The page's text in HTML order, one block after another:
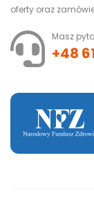
oferty oraz
Masz
+48